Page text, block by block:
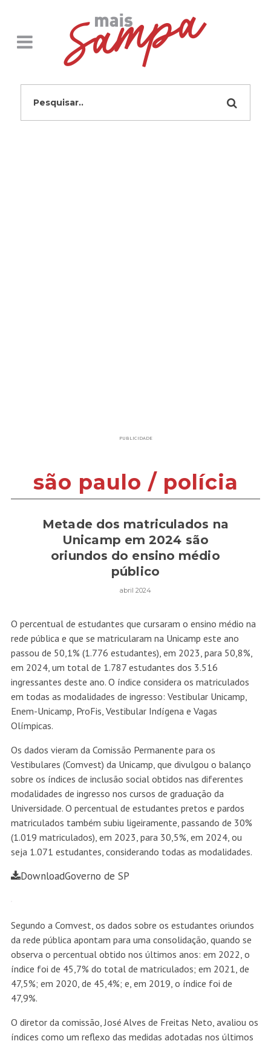
PUBLICIDADE
são paulo / polícia
Metade dos matriculados na
Unicamp em 2024 são
oriundos do ensino médio
público
abril 2024
O percentual de estudantes que cursaram o ensino médio na
rede pública e que se matricularam na Unicamp este ano
passou de 50,1% (1.776 estudantes), em 2023, para 50,8%,
em 2024, um total de 1.787 estudantes dos 3.516
ingressantes deste ano. O índice considera os matriculados
em todas as modalidades de ingresso: Vestibular Unicamp,
Enem-Unicamp, ProFis, Vestibular Indígena e Vagas
Olímpicas.
Os dados vieram da Comissão Permanente para os
Vestibulares (Comvest) da Unicamp, que divulgou o balanço
sobre os índices de inclusão social obtidos nas diferentes
modalidades de ingresso nos cursos de graduação da
Universidade. O percentual de estudantes pretos e pardos
matriculados também subiu ligeiramente, passando de 30%
(1.019 matriculados), em 2023, para 30,5%, em 2024, ou
seja 1.071 estudantes, considerando todas as modalidades.
DownloadGoverno de SP
Segundo a Comvest, os dados sobre os estudantes oriundos
da rede pública apontam para uma consolidação, quando se
observa o percentual obtido nos últimos anos: em 2022, o
índice foi de 45,7% do total de matriculados; em 2021, de
47,5%; em 2020, de 45,4%; e, em 2019, o índice foi de
47,9%.
O diretor da comissão, José Alves de Freitas Neto, avaliou os
índices como um reflexo das medidas adotadas nos últimos